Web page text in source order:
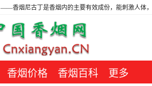
——香烟尼古丁是香烟内的主要有效成份，能刺激人体
香烟价格 香烟百科 更多